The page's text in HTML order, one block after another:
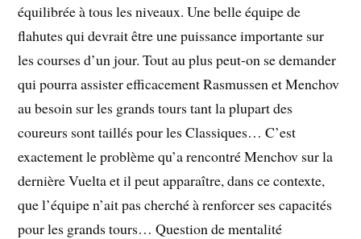
équilibrée à tous les niveaux. Une belle équipe de
flahutes qui devrait être une puissance importante sur
les courses d’un jour. Tout au plus peut-on se demander
qui pourra assister efficacement Rasmussen et Menchov
au besoin sur les grands tours tant la plupart des
coureurs sont taillés pour les Classiques… C’est
exactement le problème qu’a rencontré Menchov sur la
dernière Vuelta et il peut apparaître, dans ce contexte,
que l’équipe n’ait pas cherché à renforcer ses capacités
pour les grands tours… Question de mentalité